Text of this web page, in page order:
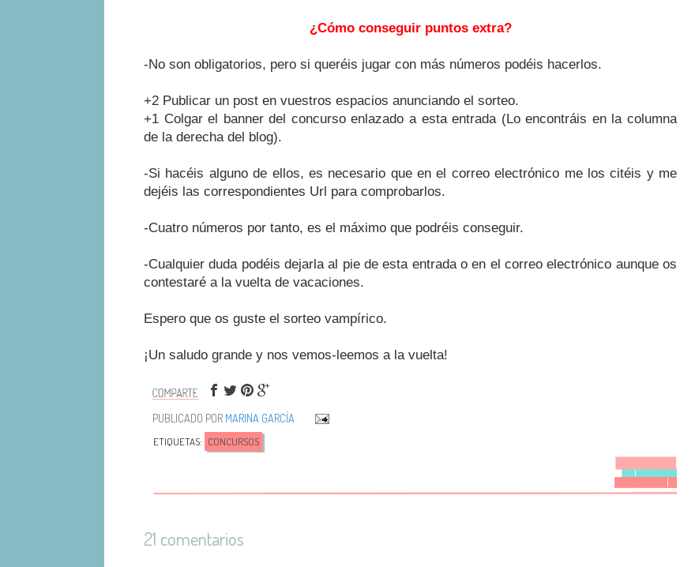
¿Cómo conseguir puntos extra?
-No son obligatorios, pero si queréis jugar con más números podéis hacerlos.
+2 Publicar un post en vuestros espacios anunciando el sorteo.
+1 Colgar el banner del concurso enlazado a esta entrada (Lo encontráis en la columna
de la derecha del blog).
-Si hacéis alguno de ellos, es necesario que en el correo electrónico me los citéis y me
dejéis las correspondientes Url para comprobarlos.
-Cuatro números por tanto, es el máximo que podréis conseguir.
-Cualquier duda podéis dejarla al pie de esta entrada o en el correo electrónico aunque os
contestaré a la vuelta de vacaciones.
Espero que os guste el sorteo vampírico.
¡Un saludo grande y nos vemos-leemos a la vuelta!
PUBLICADO POR MARINA GARCÍA
ETIQUETAS: CONCURSOS
21 comentarios